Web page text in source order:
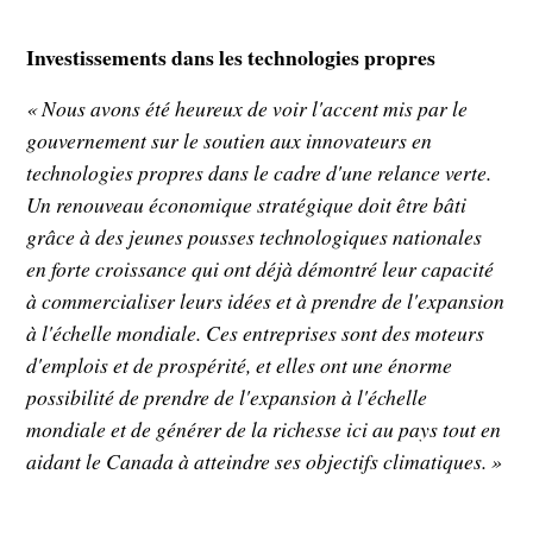
Investissements dans les technologies propres
« Nous avons été heureux de voir l'accent mis par le
gouvernement sur le soutien aux innovateurs en
technologies propres dans le cadre d'une relance verte.
Un renouveau économique stratégique doit être bâti
grâce à des jeunes pousses technologiques nationales
en forte croissance qui ont déjà démontré leur capacité
à commercialiser leurs idées et à prendre de l'expansion
à l'échelle mondiale. Ces entreprises sont des moteurs
d'emplois et de prospérité, et elles ont une énorme
possibilité de prendre de l'expansion à l'échelle
mondiale et de générer de la richesse ici au pays tout en
aidant le Canada à atteindre ses objectifs climatiques. »